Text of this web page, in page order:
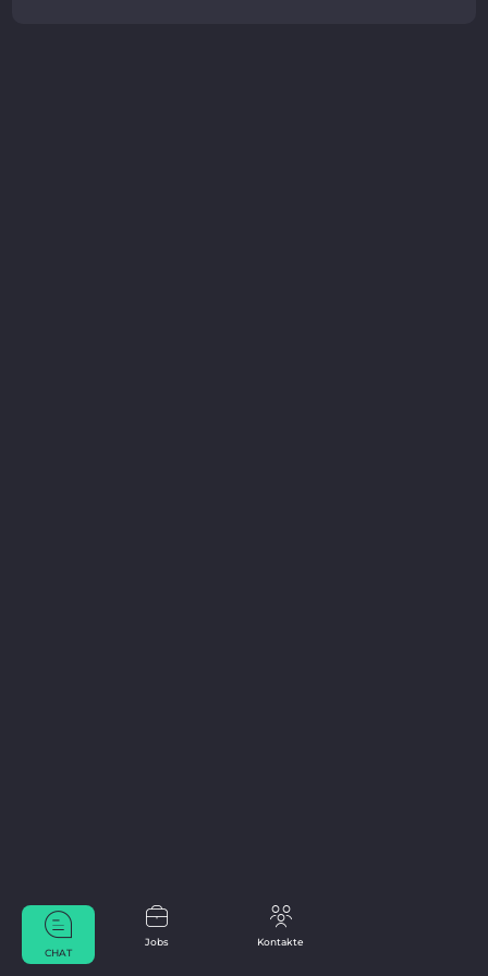
Jobs
Kontakte
CHAT